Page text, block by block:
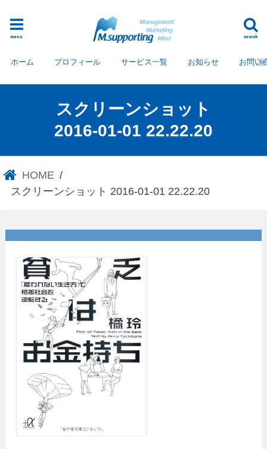
search
menu
ホーム プロフィール サービス一覧 お知らせ お問い
スクリーンショット
2016-01-01 22.22.20
HOME
スクリーンショット 2016-01-01 22.22.20
スクリーンショット 2016-01-